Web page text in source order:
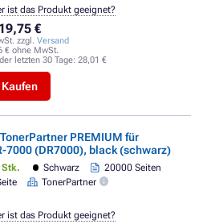
19,75 €
zzgl. Versand
€ ohne MwSt.
letzten 30 Tage: 28,01 €
Kaufen
ist das Produkt geeignet?
PREMIUM für
7000 (DR7000), black (schwarz)
Stk. Schwarz
20000 Seiten
TonerPartner
ist das Produkt geeignet?